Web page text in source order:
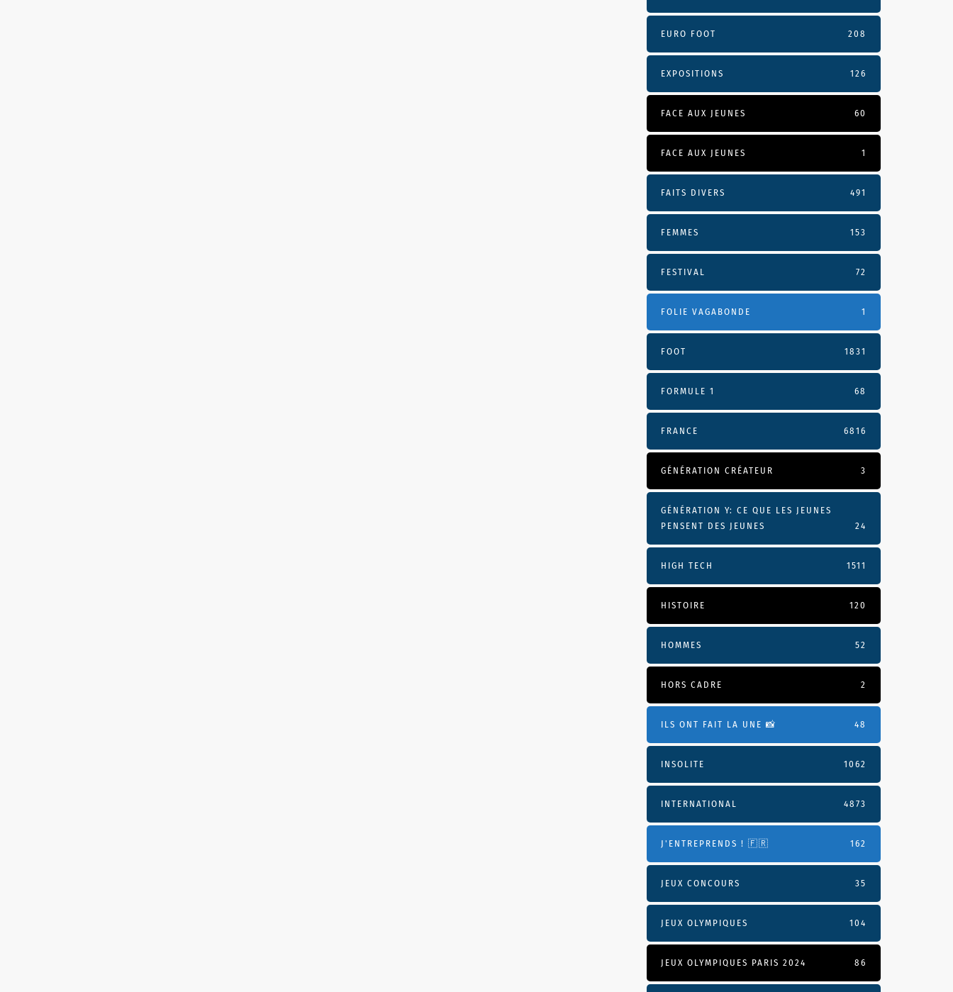
EURO FOOT 208
EXPOSITIONS 126
FACE AUX JEUNES 60
FACE AUX JEUNES 1
FAITS DIVERS 491
FEMMES 153
FESTIVAL 72
FOLIE VAGABONDE 1
FOOT 1831
FORMULE 1 68
FRANCE 6816
GÉNÉRATION CRÉATEUR 3
GÉNÉRATION Y: CE QUE LES JEUNES
PENSENT DES JEUNES
24
HIGH TECH 1511
HISTOIRE 120
HOMMES 52
HORS CADRE 2
ILS ONT FAIT LA UNE 📸 48
INSOLITE 1062
INTERNATIONAL 4873
J'ENTREPRENDS ! 🇫🇷 162
JEUX CONCOURS 35
JEUX OLYMPIQUES 104
JEUX OLYMPIQUES PARIS 2024 86